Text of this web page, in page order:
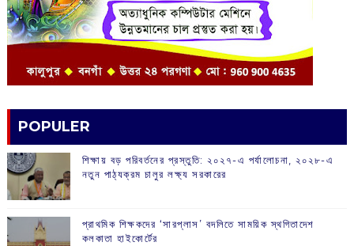
POPULER
শিক্ষায় বড় পরিবর্তনের প্রস্তুতি: ২০২৭-এ পর্যালোচনা, ২০২৮-এ
নতুন পাঠ্যক্রম চালুর লক্ষ্য সরকারের
প্রাথমিক শিক্ষকদের ‘সারপ্লাস’ বদলিতে সাময়িক স্থগিতাদেশ
কলকাতা হাইকোর্টের